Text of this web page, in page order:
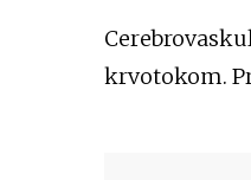
krvotokom.